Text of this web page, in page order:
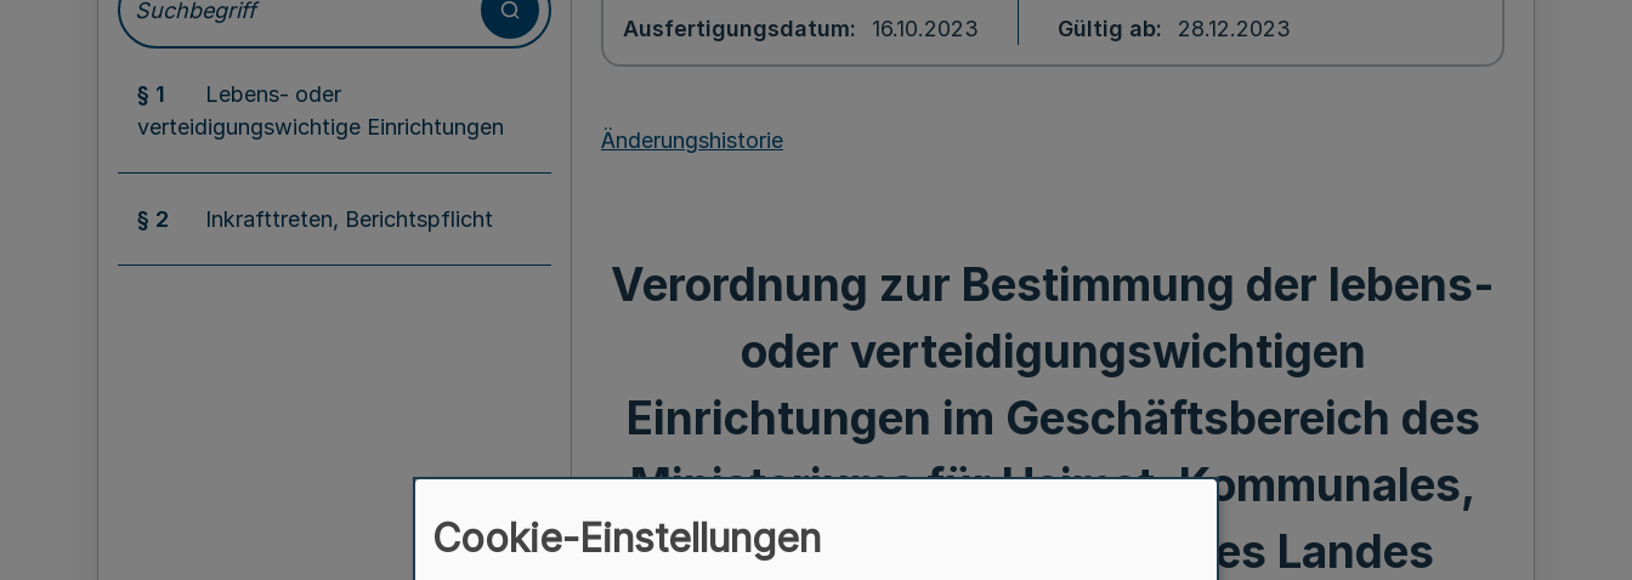
§ 1
Lebens- oder
verteidigungswichtige Einrichtungen
§ 2 Inkrafttreten, Berichtspflicht
Ausfertigungsdatum 16.10.2023 Gültig ab 28.12.2023
Änderungshistorie
Verordnung zur Bestimmung der lebens-
oder verteidigungswichtigen
Einrichtungen im Geschäftsbereich des
Ministeriums für Heimat, Kommunales,
Bau und Digitalisierung des Landes
Cookie-Einstellungen